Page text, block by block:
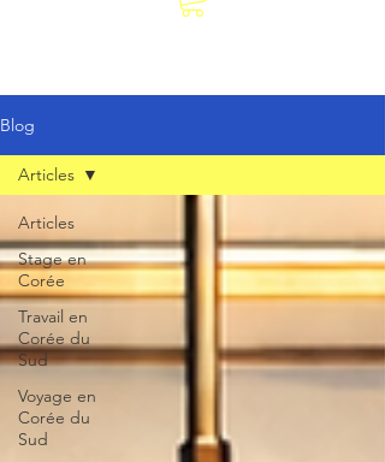
Blog
Articles
Stage en
Corée
Travail en
Corée du
Sud
Voyage en
Corée du
Sud
Articles